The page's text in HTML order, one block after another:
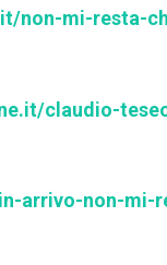
non-mi-resta-
claudio-
arrivo-non-